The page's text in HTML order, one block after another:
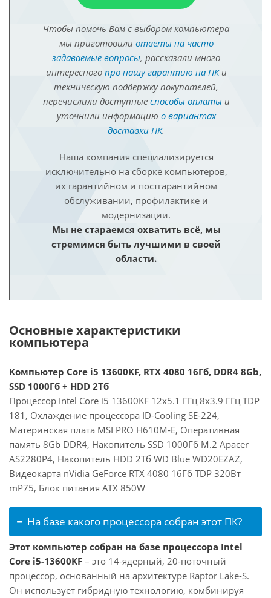
Чтобы помочь Вам с выбором компьютера
мы приготовили ответы на часто
задаваемые вопросы, рассказали много
интересного про нашу гарантию на ПКи
техническую поддержку покупателей,
перечислили доступные способы оплатыи
уточнили информацию о вариантах
доставки ПК.
Наша компания специализируется
исключительно на сборке компьютеров,
их гарантийном и постгарантийном
обслуживании, профилактике и
модернизации.
Мы не стараемся охватить всё, мы
стремимся быть лучшими в своей
области.
Основные характеристики
компьютера
Компьютер Core i5 13600KF, RTX 4080 16Гб, DDR4 8Gb,
SSD 1000Гб + HDD 2Тб
Процессор Intel Core i5 13600KF 12x5.1 ГГц 8x3.9 ГГц TDP
181, Охлаждение процессора ID-Cooling SE-224,
Материнская плата MSI PRO H610M-E, Оперативная
память 8Gb DDR4, Накопитель SSD 1000Гб M.2 Apacer
AS2280P4, Накопитель HDD 2Тб WD Blue WD20EZAZ,
Видеокарта nVidia GeForce RTX 4080 16Гб TDP 320Вт
mP75, Блок питания ATX 850W
На базе какого процессора собран этот ПК?
Этот компьютер собран на базе процессора Intel
Core i5-13600KF – это 14-ядерный, 20-поточный
процессор, основанный на архитектуре Raptor Lake-S.
Он использует гибридную технологию, комбинируя